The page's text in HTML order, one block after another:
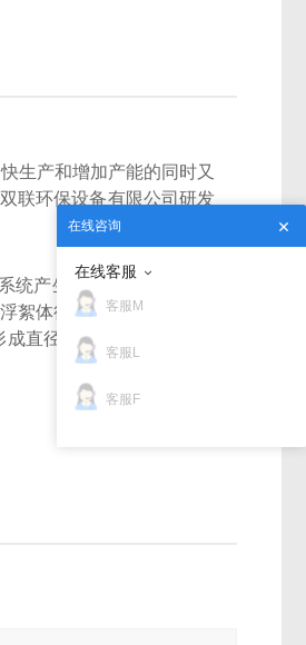
生产和增加产能的同时又
联环保设备有限公司研发
统产生的溶气水中的微气
絮体得到去除。
直径在30um~50um左右
在线咨询
在线客服
客服M
客服L
客服F